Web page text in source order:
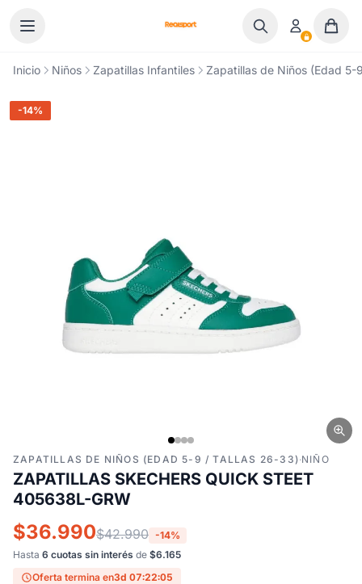
Inicio Niños Zapatillas Infantiles Zapatillas de Niños (Edad
-14%
ZAPATILLAS DE NIÑOS (EDAD 5-9 / TALLAS 26-33)·NIÑO
ZAPATILLAS SKECHERS QUICK STEET
405638L-GRW
$36.990$42.990 -14%
Hasta 6 cuotas sin interés de $6.165
Oferta termina en3d 07:22:04